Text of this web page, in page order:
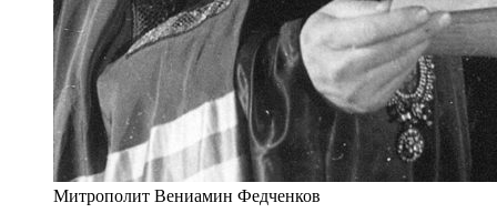
Митрополит Вениамин Федченков